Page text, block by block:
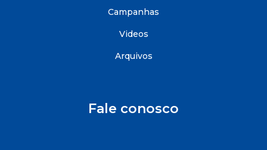
Campanhas
Videos
Arquivos
Fale conosco